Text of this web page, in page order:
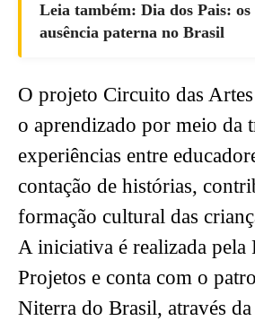
Leia também: Dia dos Pais:
ausência paterna no Brasil
O projeto Circuito das
o aprendizado por meio da
experiências entre
contação de histórias,
formação cultural das
A iniciativa é realizada pela
Projetos e conta com o
Niterra do Brasil, através